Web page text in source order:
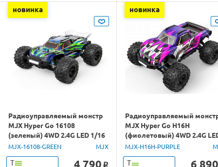
новинка
Радиоуправляемый монстр
MJX Hyper Go 16108
(зеленый) 4WD 2.4G LED 1/16
RTR
MJX-16108-GREEN MJX
Т 4 790 o
новинка
Радиоуправляемый
MJX Hyper Go H16H
(фиолетовый) 4WD 2.4G
GPS 1/16 RTR
MJX-H16H-PURPLE
Т 6 890